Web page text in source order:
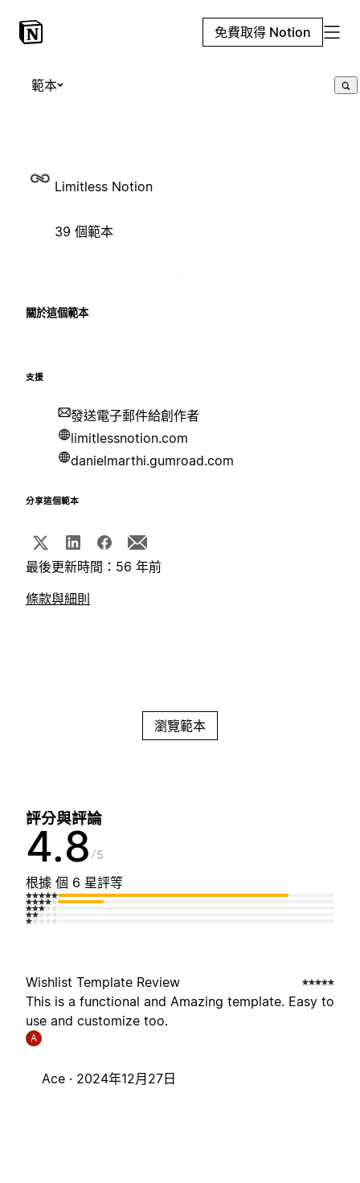
免費取得 Notion
範本
Limitless Notion
39 個範本
關於這個範本
支援
發送電子郵件給創作者
limitlessnotion.com
danielmarthi.gumroad.com
分享這個範本
最後更新時間：56 年前
條款與細則
瀏覽範本
評分與評論
4.8 5
根據 個 6 星評等
Wishlist Template Review
This is a functional and Amazing template. Easy to
use and customize too.
A
Ace · 2024年12月27日